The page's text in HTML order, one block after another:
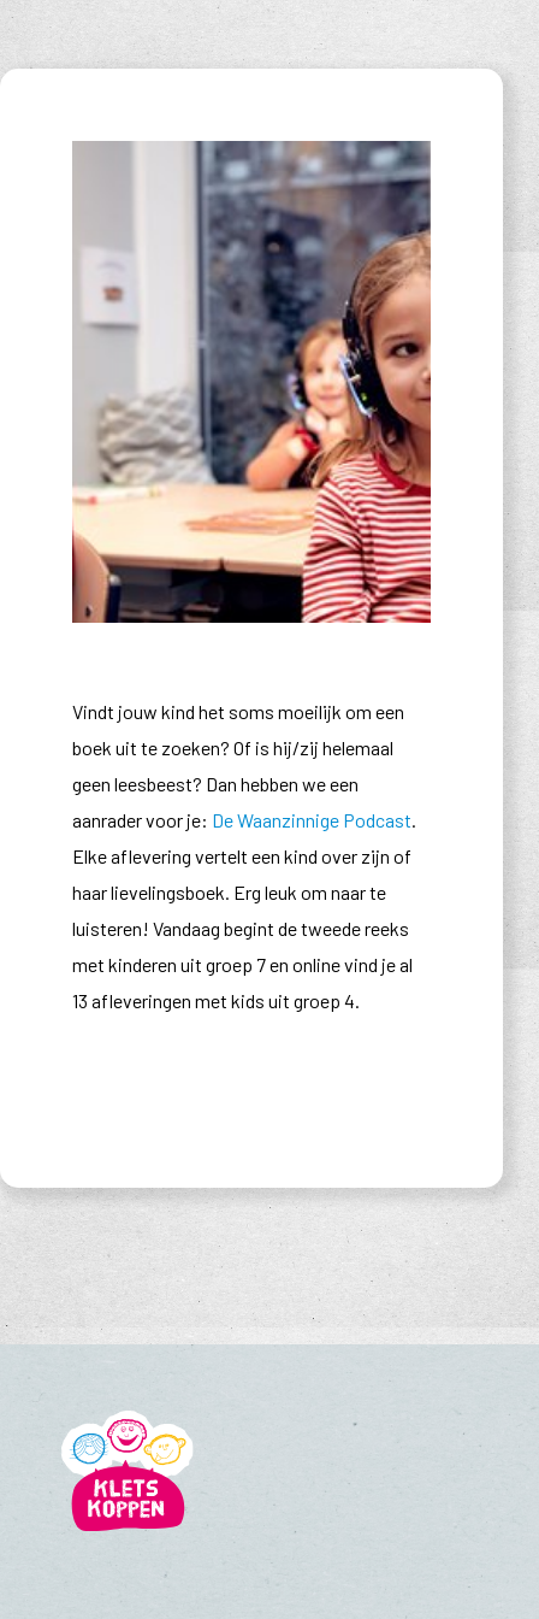
Vindt jouw kind het soms moeilijk om een
boek uit te zoeken? Of is hij/zij helemaal
geen leesbeest? Dan hebben we een
aanrader voor je: De Waanzinnige Podcast.
Elke aflevering vertelt een kind over zijn of
haar lievelingsboek. Erg leuk om naar te
luisteren! Vandaag begint de tweede reeks
met kinderen uit groep 7 en online vind je al
13 afleveringen met kids uit groep 4.